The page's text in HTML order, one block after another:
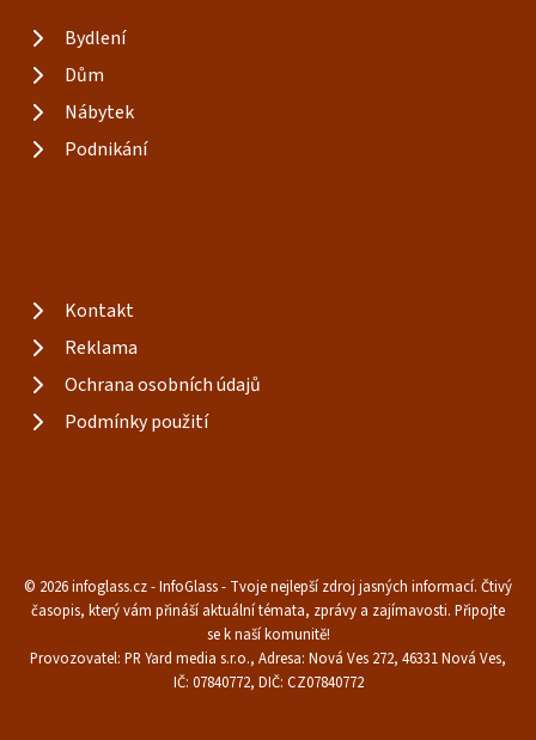
Bydlení
Dům
Nábytek
Podnikání
Kontakt
Reklama
Ochrana osobních údajů
Podmínky použití
© 2026 infoglass.cz - InfoGlass - Tvoje nejlepší zdroj jasných informací. Čtivý
časopis, který vám přináší aktuální témata, zprávy a zajímavosti. Připojte
se k naší komunitě!
Provozovatel: PR Yard media s.r.o., Adresa: Nová Ves 272, 46331 Nová Ves,
IČ: 07840772, DIČ: CZ07840772